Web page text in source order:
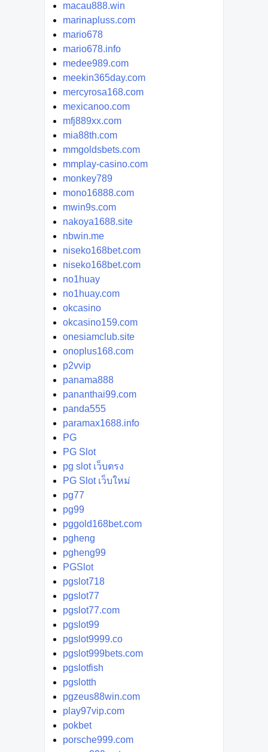
macau888.win
marinapluss.com
mario678
mario678.info
medee989.com
meekin365day.com
mercyrosa168.com
mexicanoo.com
mfj889xx.com
mia88th.com
mmgoldsbets.com
mmplay-casino.com
monkey789
mono16888.com
mwin9s.com
nakoya1688.site
nbwin.me
niseko168bet.com
niseko168bet.com
no1huay
no1huay.com
okcasino
okcasino159.com
onesiamclub.site
onoplus168.com
p2vvip
panama888
pananthai99.com
panda555
paramax1688.info
PG
PG Slot
pg slot เว็บตรง
PG Slot เว็บใหม่
pg77
pg99
pggold168bet.com
pgheng
pgheng99
PGSlot
pgslot718
pgslot77
pgslot77.com
pgslot99
pgslot9999.co
pgslot999bets.com
pgslotfish
pgslotth
pgzeus88win.com
play97vip.com
pokbet
porsche999.com